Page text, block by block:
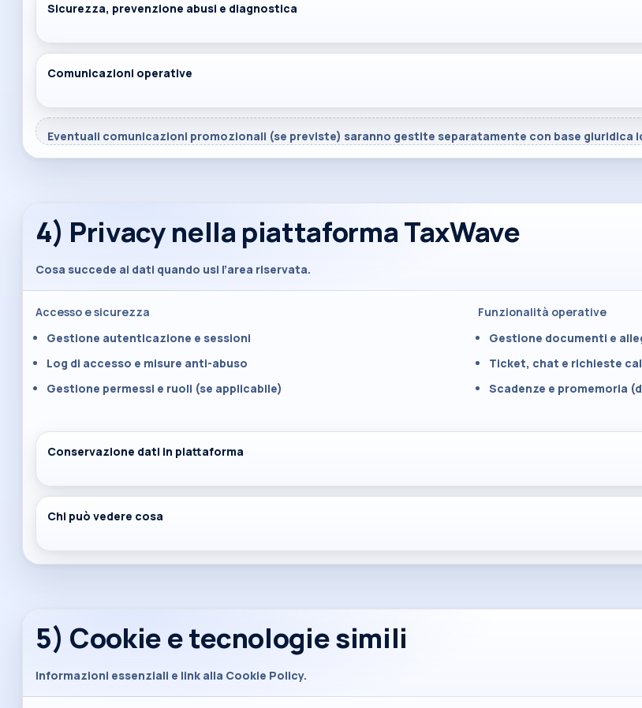
Sicurezza, prevenzione abusi e diagnostica
Comunicazioni operative
Eventuali comunicazioni promozionali (se previste) saranno gestite separatamente con base giuridica
4) Privacy nella piattaforma TaxWave
Cosa succede ai dati quando usi l’area riservata.
Accesso e sicurezza
Gestione autenticazione e sessioni
Log di accesso e misure anti-abuso
Gestione permessi e ruoli (se applicabile)
Funzionalità operative
Gestione documenti e
Ticket, chat e richieste
Scadenze e promemoria
Conservazione dati in piattaforma
Chi può vedere cosa
5) Cookie e tecnologie simili
Informazioni essenziali e link alla Cookie Policy.